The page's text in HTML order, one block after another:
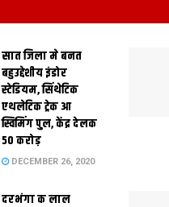
सात जिला मे बनत
बहुउद्देशीय इंडोर
स्‍टेडि‍यम, सिंथेटिक
एथलेटिक ट्रेक आ
स्विमिंग पुल, केंद्र देलक
50 करोड़
DECEMBER 26, 2020
दरभंगा क लाल